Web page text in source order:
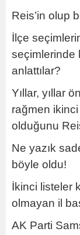
Reis’in olup
İlçe
seçimlerinde
anlattılar?
Yıllar, yıllar
rağmen ikinci
olduğunu
Ne yazık
böyle oldu!
İkinci listeler
olmayan il
AK Parti